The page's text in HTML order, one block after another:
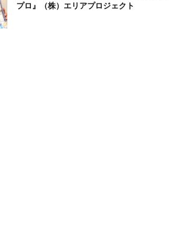
プロ』（株）エリアプロジェクト